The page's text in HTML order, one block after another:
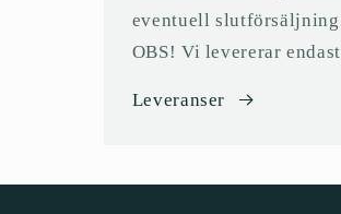
eventuell
OBS! Vi levererar
Leveranser